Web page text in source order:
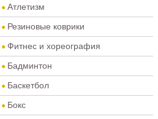
Атлетизм
Резиновые коврики
Фитнес и хореография
Бадминтон
Баскетбол
Бокс